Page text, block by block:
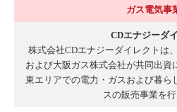
ガス電気事
CDエナジーダ
株式会社CDエナジーダイレクトは
および大阪ガス株式会社が共同出資
東エリアでの電力・ガスおよび暮ら
スの販売事業を行